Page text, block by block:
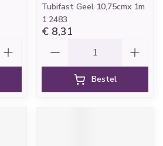
Tubifast Geel 10,75cmx 1m
1 2483
€ 8,31
Bestel